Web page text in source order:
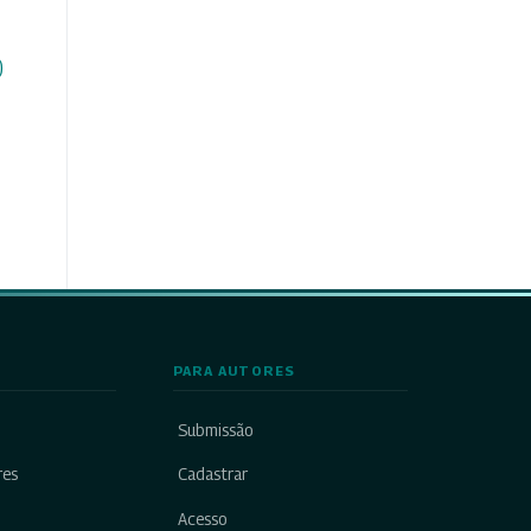
PARA AUTORES
Submissão
Cadastrar
Acesso